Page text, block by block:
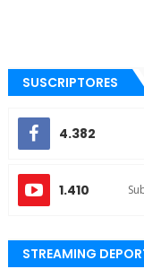
SUSCRIPTORES
4.382
1.410
STREAMING